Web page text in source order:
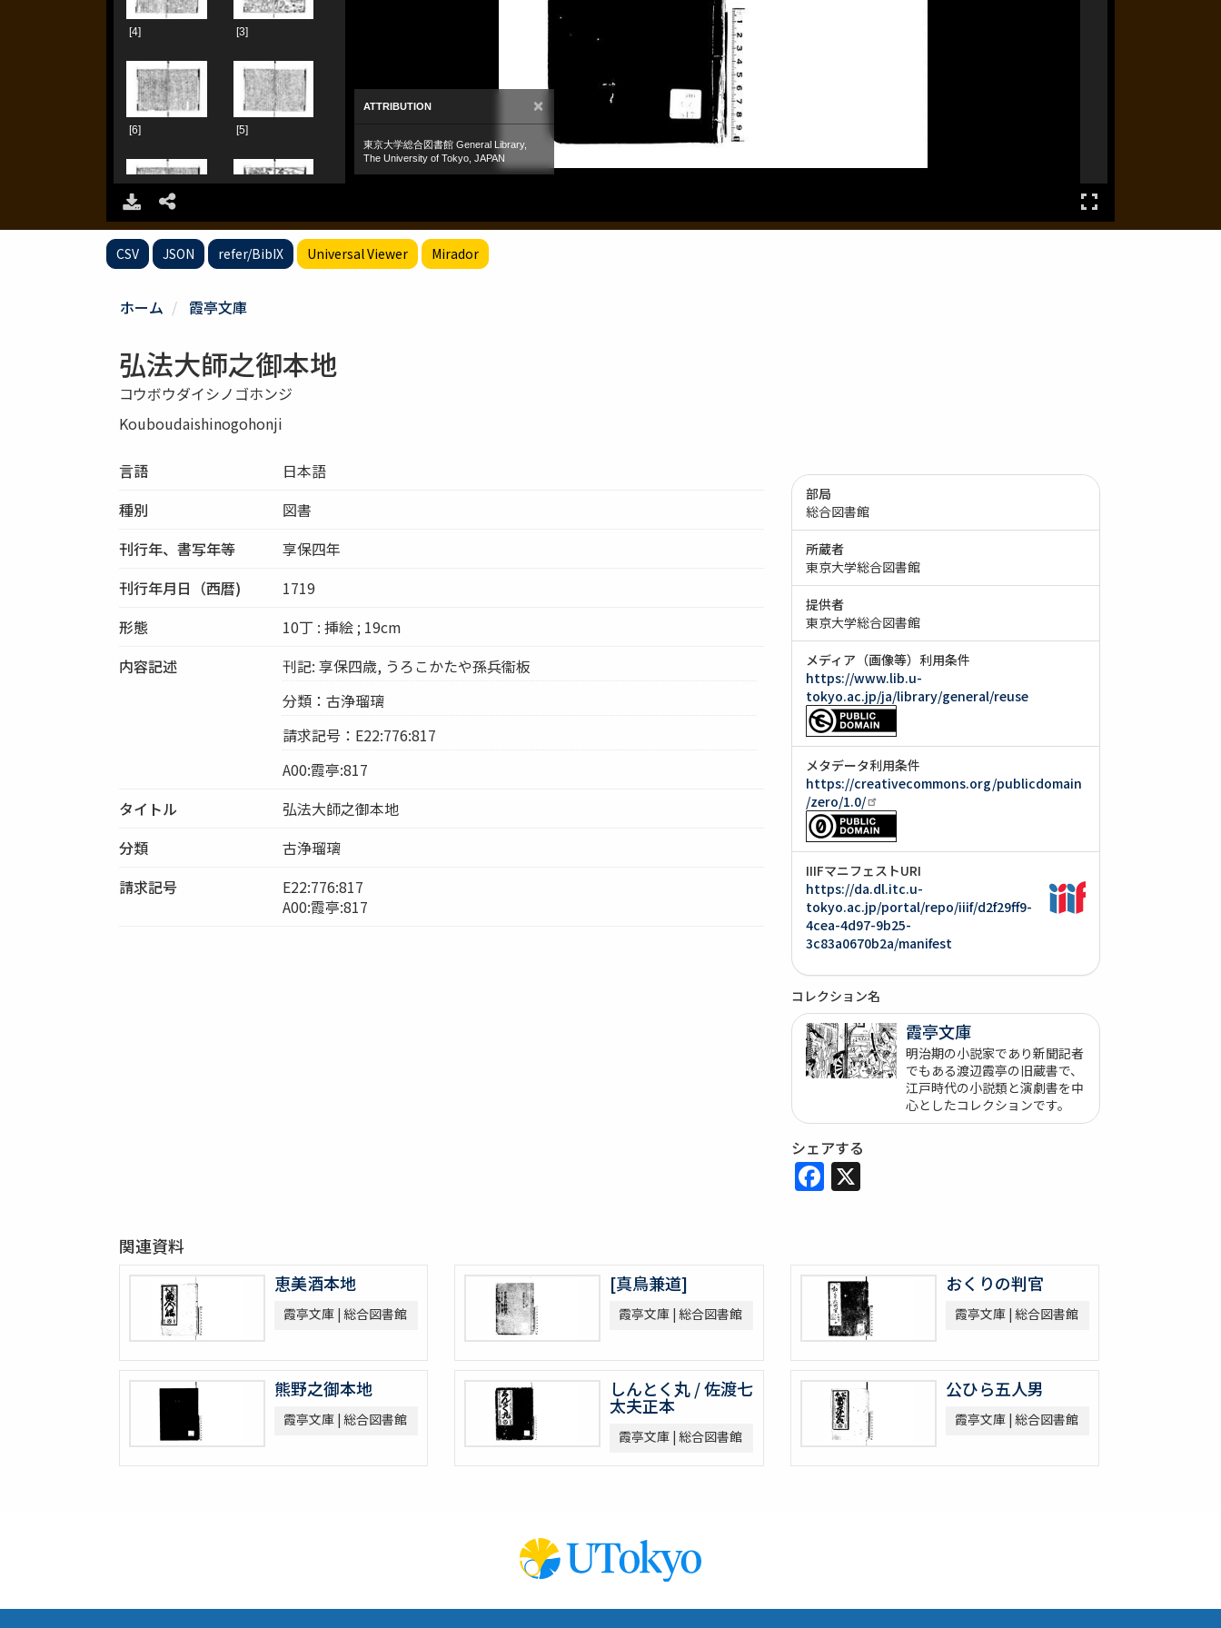
CSV JSON refer/BibIX Universal Viewer Mirador
ホーム 霞亭文庫
弘法大師之御本地
コウボウダイシノゴホンジ
Kouboudaishinogohonji
言語
日本語
種別
図書
刊行年、書写年等
享保四年
刊行年月日（西暦)
1719
形態
10丁 : 挿絵 ; 19cm
内容記述
刊記: 享保四歳, うろこかたや孫兵衞板
分類：古浄瑠璃
請求記号：E22:776:817
A00:霞亭:817
タイトル
弘法大師之御本地
分類
古浄瑠璃
請求記号
E22:776:817
A00:霞亭:817
部局
総合図書館
所蔵者
東京大学総合図書館
提供者
東京大学総合図書館
メディア（画像等）利用条件
https://www.lib.u-
tokyo.ac.jp/ja/library/general/reuse
メタデータ利用条件
https://creativecommons.org/publicdomain
/zero/1.0/
IIIFマニフェストURI
https://da.dl.itc.u-
tokyo.ac.jp/portal/repo/iiif/d2f29ff9-
4cea-4d97-9b25-
3c83a0670b2a/manifest
コレクション名
霞亭文庫
明治期の小説家であり新聞記者
でもある渡辺霞亭の旧蔵書で、
江戸時代の小説類と演劇書を中
心としたコレクションです。
シェアする
Facebook
X
関連資料
恵美酒本地
霞亭文庫 | 総合図書館
[真鳥兼道]
霞亭文庫 | 総合図書館
おくりの判官
霞亭文庫 | 総合図書館
熊野之御本地
霞亭文庫 | 総合図書館
しんとく丸 / 佐渡七
太夫正本
霞亭文庫 | 総合図書館
公ひら五人男
霞亭文庫 | 総合図書館